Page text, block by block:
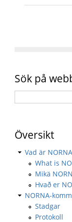
Sök på
Översikt
Vad är
What is
Mikä
Hvað er
NORNA-
Stadgar
Protokoll